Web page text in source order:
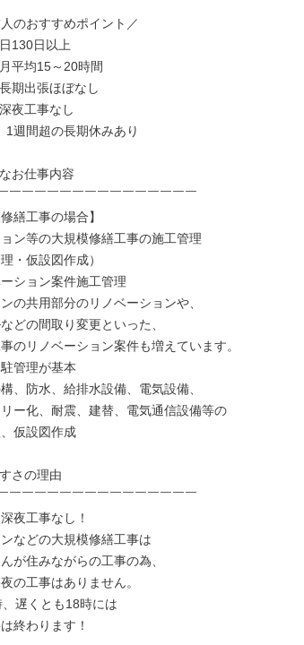
のおすすめポイント／
130日以上
平均15～20時間
期出張ほぼなし
夜工事なし
1週間超の長期休みあり
お仕事内容
￣￣￣￣￣￣￣￣￣￣￣￣￣￣￣
修繕工事の場合】
ン等の大規模修繕工事の施工管理
理・仮設図作成）
ション案件施工管理
の共用部分のリノベーションや、
どの間取り変更といった、
のリノベーション案件も増えています。
管理が基本
、防水、給排水設備、電気設備、
ー化、耐震、建替、電気通信設備等の
仮設図作成
さの理由
￣￣￣￣￣￣￣￣￣￣￣￣￣￣￣
夜工事なし！
などの大規模修繕工事は
が住みながらの工事の為、
の工事はありません。
遅くとも18時には
終わります！